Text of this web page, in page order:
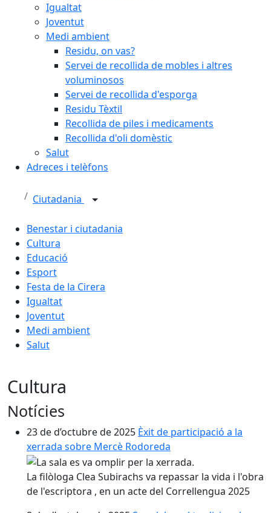
Igualtat
Joventut
Medi ambient
Residu, on vas?
Servei de recollida de mobles i altres
voluminosos
Servei de recollida d'esporga
Residu Tèxtil
Recollida de piles i medicaments
Recollida d'oli domèstic
Salut
Adreces i telèfons
Ciutadania
Benestar i ciutadania
Cultura
Educació
Esport
Festa de la Cirera
Igualtat
Joventut
Medi ambient
Salut
Cultura
Notícies
23 de d’octubre de 2025 Èxit de participació a la
xerrada sobre Mercè Rodoreda
La filòloga Clea Subirachs va repassar la vida i l'obra
de l'escriptora , en un actedel Correllengua 2025